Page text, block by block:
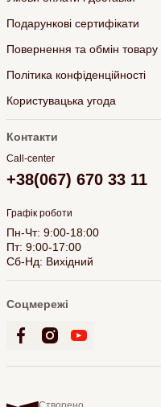
Подарункові сертифікати
Повернення та обмін товару
Політика конфіденційності
Користувацька угода
Контакти
Call-center
+38(067) 670 33 11
Графік роботи
Пн-Чт: 9:00-18:00
Пт: 9:00-17:00
Сб-Нд: Вихідний
Соцмережі